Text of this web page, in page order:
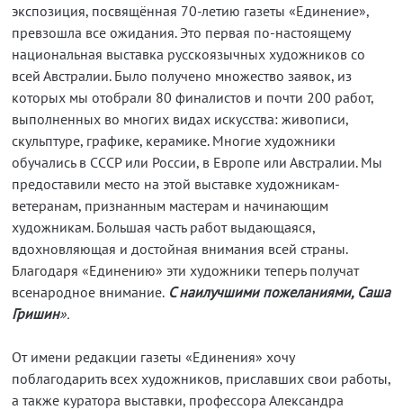
экспозиция, посвящённая 70-летию газеты «Единение»,
превзошла все ожидания. Это первая по-настоящему
национальная выставка русскоязычных художников со
всей Австралии. Было получено множество заявок, из
которых мы отобрали 80 финалистов и почти 200 работ,
выполненных во многих видах искусства: живописи,
скульптуре, графике, керамике. Многие художники
обучались в СССР или России, в Европе или Австралии. Мы
предоставили место на этой выставке художникам-
ветеранам, признанным мастерам и начинающим
художникам. Большая часть работ выдающаяся,
вдохновляющая и достойная внимания всей страны.
Благодаря «Единению» эти художники теперь получат
всенародное внимание.С наилучшими пожеланиями, Саша
Гришин».
От имени редакции газеты «Единения» хочу
поблагодарить всех художников, приславших свои работы,
а также куратора выставки, профессора Александра